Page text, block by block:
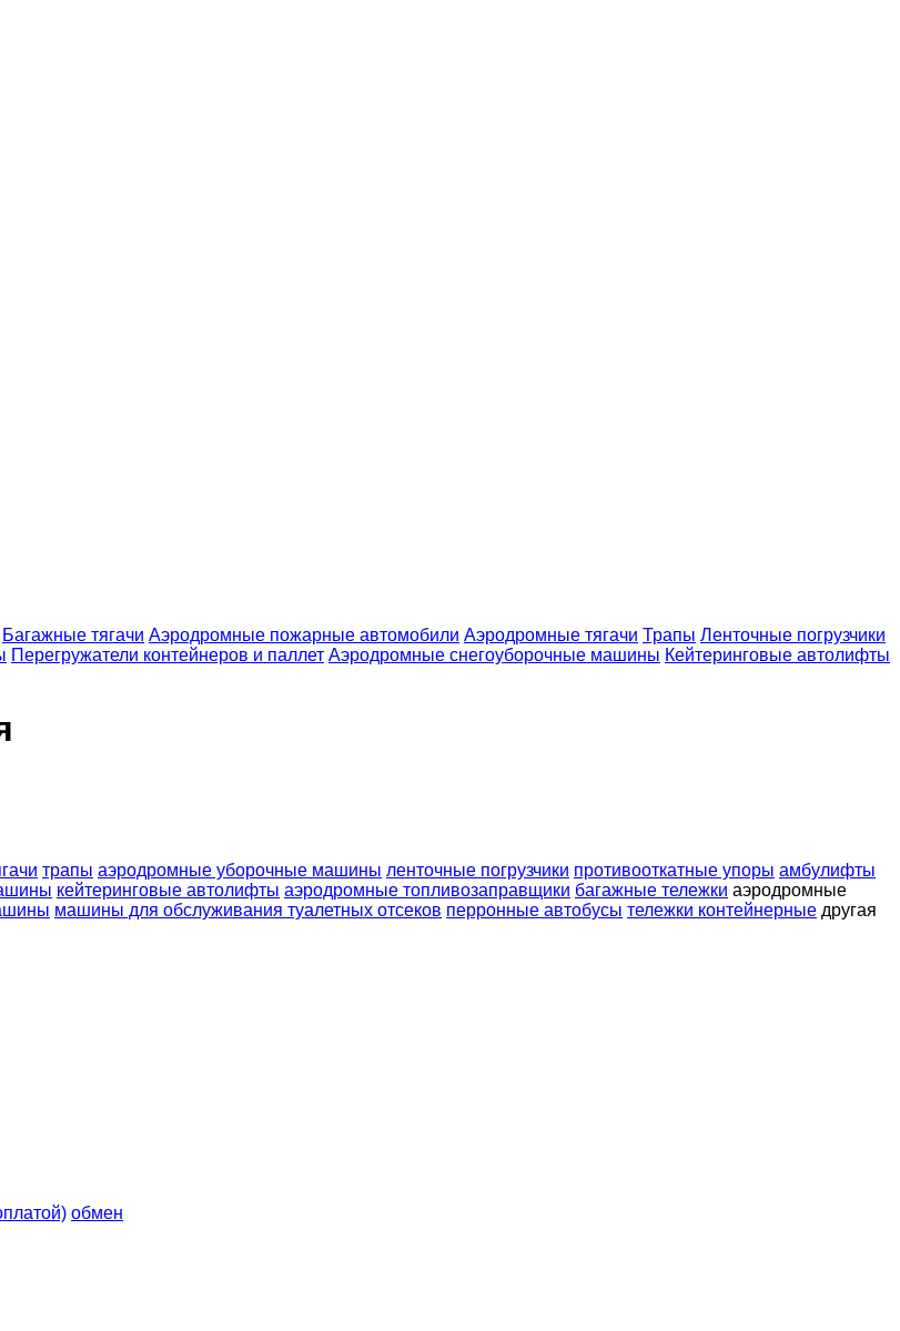
Багажные тягачи Аэродромные пожарные автомобили Аэродромные тягачи Трапы Ленточные погрузчики
Перегружатели контейнеров и паллет Аэродромные снегоуборочные машины Кейтеринговые автолифты
трапы аэродромные уборочные машины ленточные погрузчики противооткатные упоры амбулифты
кейтеринговые автолифты аэродромные топливозаправщики багажные тележки аэродромные
машины для обслуживания туалетных отсеков перронные автобусы тележки контейнерные другая
обмен